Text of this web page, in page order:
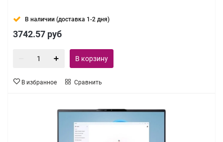
В наличии (доставка 1-2 дня)
3742.57 руб
В корзину
В избранное Сравнить